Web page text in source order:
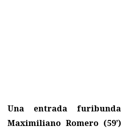
Una entrada
Maximiliano Romero (59’)